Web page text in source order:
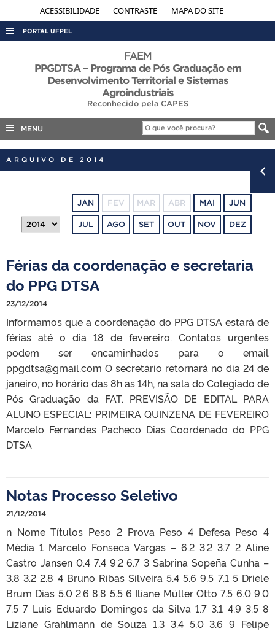
ACESSIBILIDADE CONTRASTE MAPA DO SITE
PORTAL UFPEL
AUDITORIA
INTERNACIONAL
TELEFONES
FAEM
PPGDTSA – Programa de Pós Graduação em
Desenvolvimento Territorial e Sistemas
Agroindustriais
Reconhecido pela CAPES
MENU
ARQUIVO DE 2014
JAN FEV MAR ABR MAI JUN
JUL AGO SET OUT NOV DEZ
Férias da coordenação e secretaria
do PPG DTSA
23/12/2014
Informamos que a coordenação do PPG DTSA estará de
férias até o dia 18 de fevereiro. Contatos urgentes
podem ser encaminhados para o email
ppgdtsa@gmail.com O secretário retornará no dia 24 de
janeiro, no horário das 8h as 14h, na sala do Colegiado de
Pós Graduação da FAT. PREVISÃO DE EDITAL PARA
ALUNO ESPECIAL: PRIMEIRA QUINZENA DE FEVEREIRO
Marcelo Fernandes Pacheco Dias Coordenado do PPG
DTSA
Notas Processo Seletivo
21/12/2014
n Nome Títulos Peso 2 Prova Peso 4 Defesa Peso 4
Média 1 Marcelo Fonseca Vargas – 6.2 3.2 3.7 2 Aline
Castro Jansen 0.4 7.4 9.2 6.7 3 Sabrina Sopeña Cunha –
3.8 3.2 2.8 4 Bruno Ribas Silveira 5.4 5.6 9.5 7.1 5 Driele
Brum Dias 5.0 2.6 8.8 5.5 6 Iliane Müller Otto 7.5 6.0 9.0
7.5 7 Luis Eduardo Domingos da Silva 1.7 3.1 4.9 3.5 8
Liziane Grahlmann de Souza 1.3 3.4 5.0 3.6 9 Felipe